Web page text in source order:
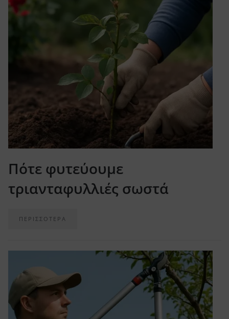
Πότε φυτεύουμε
τριανταφυλλιές σωστά
ΠΕΡΙΣΣΟΤΕΡΑ